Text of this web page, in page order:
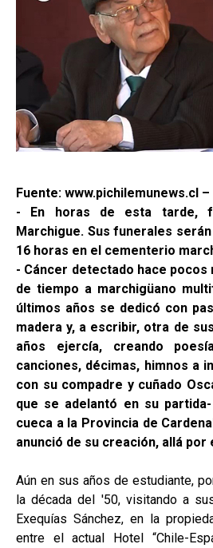
Fuente: www.pichilemunews.cl –
- En horas de esta tarde,
Marchigue. Sus funerales
16 horas en el cementerio
- Cáncer detectado hace
de tiempo a marchigüano
últimos años se dedicó con
madera y, a escribir, otra de
años ejercía, creando
canciones, décimas, himnos a
con su compadre y cuñado
que se adelantó en su
cueca a la Provincia de
anunció de su creación, allá por
Aún en sus años de estudiante,
la década del '50, visitando a
Exequías Sánchez, en la
entre el actual Hotel “Chile-